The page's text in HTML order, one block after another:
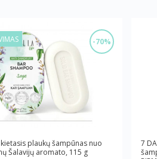
-70%
kietasis plaukų šampūnas nuo
Šalavijų aromato, 115 g
7